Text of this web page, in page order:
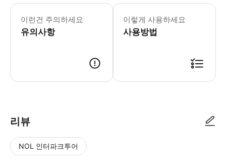
이런건 주의하세요
유의사항
* 본 투어에서는 채식 식단도 이용 가
이렇게 사용하세요
사용방법
리뷰
NOL 인터파크투어